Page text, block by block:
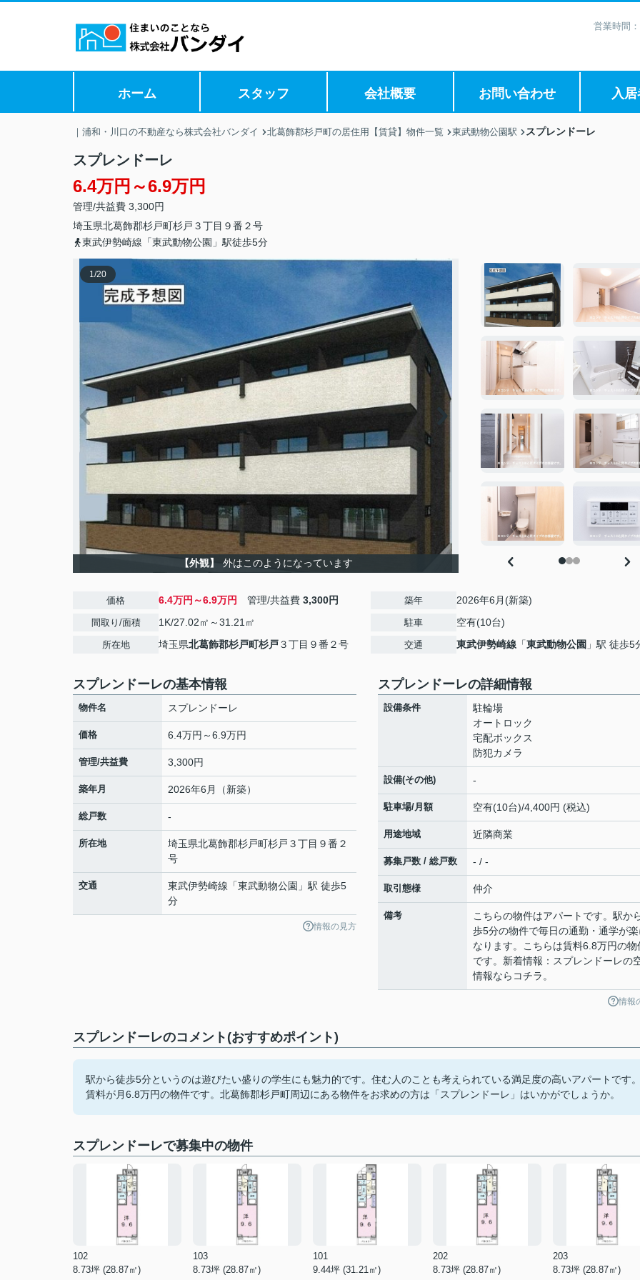
営業時間
ホーム スタッフ 会社概要 お問い合わせ 入
｜浦和・川口の不動産なら株式会社バンダイ 北葛飾郡杉戸町の居住用【賃貸】物件一覧 東武動物公園駅 スプレンドーレ
スプレンドーレ
6.4万円～6.9万円
管理/共益費 3,300円
埼玉県北葛飾郡杉戸町杉戸 ３丁目９番２号
東武伊勢崎線「東武動物公園」駅徒歩5分
1/20
【外観】 外はこのようになっています
価格 6.4万円～6.9万円 管理/共益費 3,300円
間取り/面積 1K/27.02㎡～31.21㎡
所在地 埼玉県北葛飾郡杉戸町杉戸３丁目９番２号
築年 2026年6月(新築)
駐車 空有(10台)
交通 東武伊勢崎線 「東武動物公園 」駅 徒歩5
スプレンドーレの基本情報
物件名 スプレンドーレ
価格 6.4万円～6.9万円
管理/共益費 3,300円
築年月 2026年6月（新築）
総戸数 -
所在地 埼玉県北葛飾郡杉戸町杉戸 ３丁目９番２
号
交通 東武伊勢崎線 「東武動物公園 」駅 徒歩5
分
情報の見方
スプレンドーレの詳細情報
設備条件
駐輪場
オートロック
宅配ボックス
防犯カメラ
設備(その他) -
駐車場/月額 空有(10台)/4,400円 (税込)
用途地域 近隣商業
募集戸数 / 総戸数 - / -
取引態様 仲介
備考
こちらの物件はアパートです。駅か
歩5分の物件で毎日の通勤・通学が楽
なります。こちらは賃料6.8万円の物
です。新着情報：スプレンドーレの
情報ならコチラ。
情報
スプレンドーレのコメント(おすすめポイント)
駅から徒歩5分というのは遊びたい盛りの学生にも魅力的です。住む人のことも考えられている満足度の高いアパートです。
賃料が月6.8万円の物件です。北葛飾郡杉戸町周辺にある物件をお求めの方は「スプレンドーレ」はいかがでしょうか。
スプレンドーレで募集中の物件
102
8.73坪 (28.87㎡)
103
8.73坪 (28.87㎡)
101
9.44坪 (31.21㎡)
202
8.73坪 (28.87㎡)
203
8.73坪 (28.87㎡)